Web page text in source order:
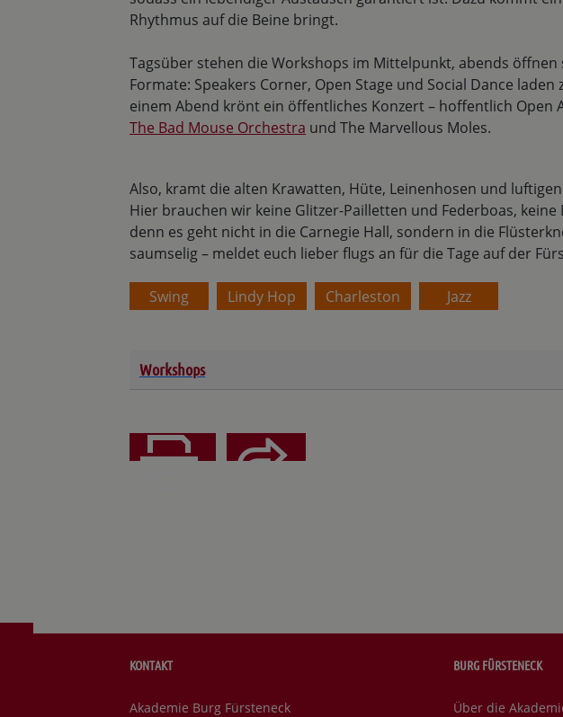
Rhythmus auf die Beine bringt.
Tagsüber stehen die Workshops im Mittelpunkt, abends öffnen
Formate: Speakers Corner, Open Stage und Social Dance
einem Abend krönt ein öffentliches Konzert – hoffentlich Open
The Bad Mouse Orchestra und The Marvellous Moles.
Also, kramt die alten Krawatten, Hüte, Leinenhosen und
Hier brauchen wir keine Glitzer-Pailletten und Federboas,
denn es geht nicht in die Carnegie Hall, sondern in die
saumselig – meldet euch lieber flugs an für die Tage auf der
Swing Lindy Hop Charleston Jazz
Workshops
BURG FÜRSTENECK
Über die
KONTAKT
Akademie Burg Fürsteneck